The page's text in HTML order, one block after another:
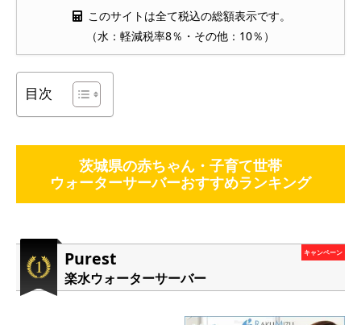
このサイトは全て税込の総額表示です。
（水：軽減税率8％・その他：10％）
目次
茨城県の赤ちゃん・子育て世帯
ウォーターサーバーおすすめランキング
Purest
楽水ウォーターサーバー
キャンペーン